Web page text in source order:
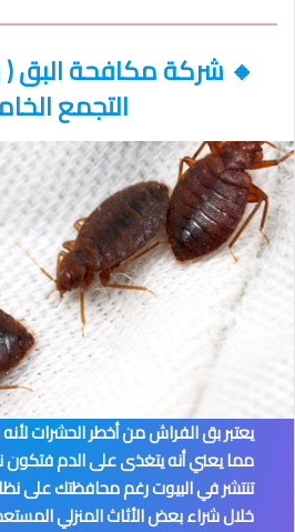
🔸 شركة مكافحة البق
التجمع
يعتبر بق الفراش من أخطر الحشرات
مما يعني أنه يتغذى على الدم فتكون
تنتشر في البيوت رغم محافظتك على
خلال شراء بعض الأثاث المنزلي